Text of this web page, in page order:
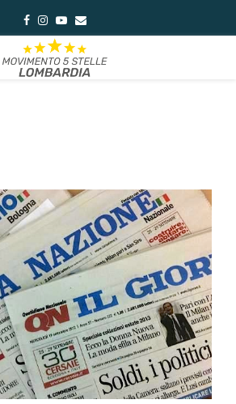
Facebook
Instagram
Youtube
Email